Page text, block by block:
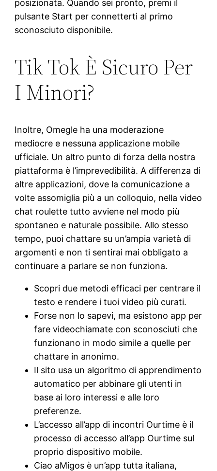
posizionata. Quando sei pronto, premi il
pulsante Start per connetterti al primo
sconosciuto disponibile.
Tik Tok È Sicuro Per
I Minori?
Inoltre, Omegle ha una moderazione
mediocre e nessuna applicazione mobile
ufficiale. Un altro punto di forza della nostra
piattaforma è l’imprevedibilità. A differenza di
altre applicazioni, dove la comunicazione a
volte assomiglia più a un colloquio, nella video
chat roulette tutto avviene nel modo più
spontaneo e naturale possibile. Allo stesso
tempo, puoi chattare su un’ampia varietà di
argomenti e non ti sentirai mai obbligato a
continuare a parlare se non funziona.
Scopri due metodi efficaci per centrare il
testo e rendere i tuoi video più curati.
Forse non lo sapevi, ma esistono app per
fare videochiamate con sconosciuti che
funzionano in modo simile a quelle per
chattare in anonimo.
Il sito usa un algoritmo di apprendimento
automatico per abbinare gli utenti in
base ai loro interessi e alle loro
preferenze.
L’accesso all’app di incontri Ourtime è il
processo di accesso all’app Ourtime sul
proprio dispositivo mobile.
Ciao aMigos è un’app tutta italiana,